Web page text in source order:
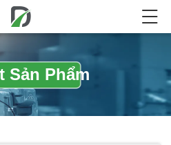
Sản Phẩm